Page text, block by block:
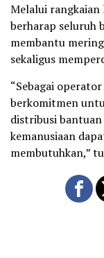
Melalui rangkaian
berharap seluruh
membantu
sekaligus
“Sebagai
berkomitmen
distribusi
kemanusiaan
membutuhkan,”